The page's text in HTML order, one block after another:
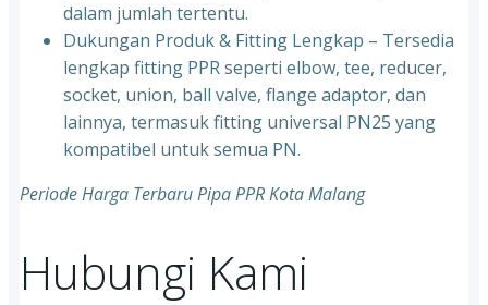
dalam jumlah tertentu.
⁠Dukungan Produk & Fitting Lengkap – Tersedia
lengkap fitting PPR seperti elbow, tee, reducer,
socket, union, ball valve, flange adaptor, dan
lainnya, termasuk fitting universal PN25 yang
kompatibel untuk semua PN.
Periode Harga Terbaru Pipa PPR Kota Malang
Hubungi Kami